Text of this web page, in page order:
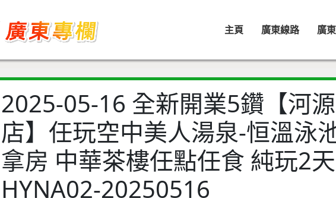
廣
廣東線路
主頁
2025-05-16 全新開業5鑽【河
店】任玩空中美人湯泉-恒溫泳
拿房 中華茶樓任點任食 純玩2天
HYNA02-20250516